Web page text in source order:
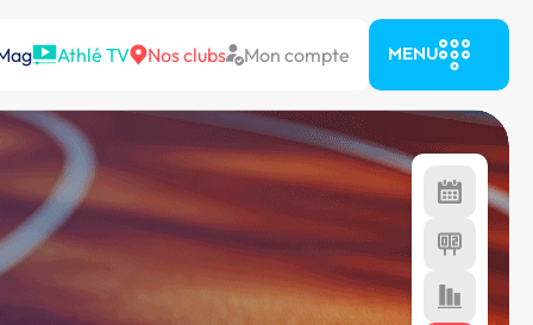
Athlé TV Nos clubs Mon compte MENU